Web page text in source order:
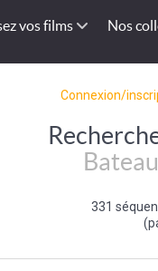
vos films Nos
Connexion/
331